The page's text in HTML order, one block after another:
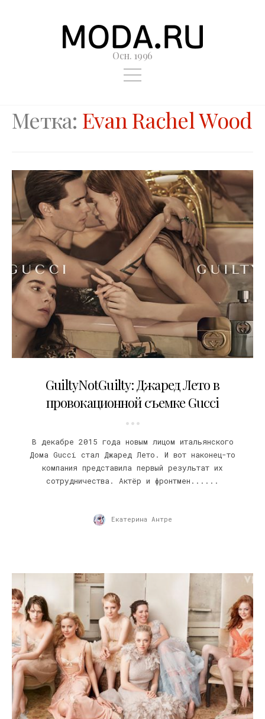
Осн. 1996
Метка: Evan Rachel Wood
GuiltyNotGuilty: Джаред Лето в
провокационной съемке Gucci
В декабре 2015 года новым лицом итальянского
Дома Gucci стал Джаред Лето. И вот наконец-то
компания представила первый результат их
сотрудничества. Актёр и фронтмен......
Екатерина Антре